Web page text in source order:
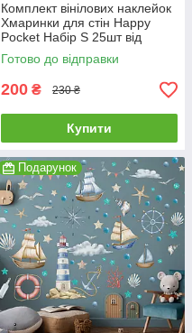
Комплект вінілових наклейок
Хмаринки для стін Happy
Pocket Набір S 25шт від
85х55мм до 128х93мм білий
матовий
Готово до відправки
200 ₴ 230 ₴
Купити
Подарунок